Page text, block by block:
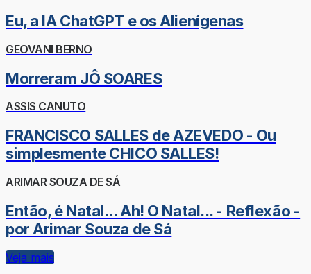
Eu, a IA ChatGPT e os Alienígenas
GEOVANI BERNO
Morreram JÔ SOARES
ASSIS CANUTO
FRANCISCO SALLES de AZEVEDO - Ou
simplesmente CHICO SALLES!
ARIMAR SOUZA DE SÁ
Então, é Natal... Ah! O Natal... - Reflexão -
por Arimar Souza de Sá
Veja mais